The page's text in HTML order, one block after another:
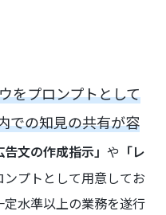
をプロンプトとして
での知見の共有が容
告文の作成指示」や 「レ
ンプトとして用意してお
水準以上の業務を遂行